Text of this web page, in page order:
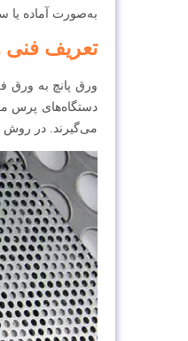
به‌صورت آماده یا
تعریف
ورق پانچ به ورق
می‌گیرند. در روش CNC و لیزر، برش با دقت بسیار بالا و قابلیت اجرای طرح‌های خاص و پیچیده انجام می‌شود.